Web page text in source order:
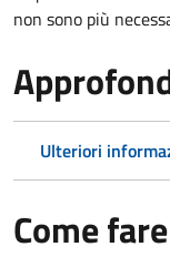
non sono più
Ulteriori
Come fare